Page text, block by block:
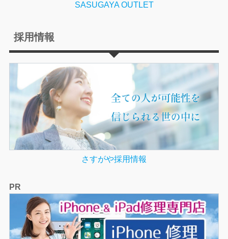
SASUGAYA OUTLET
採用情報
さすがや採用情報
PR